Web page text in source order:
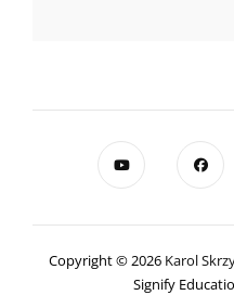
Copyright © 2026 Karol
Signify